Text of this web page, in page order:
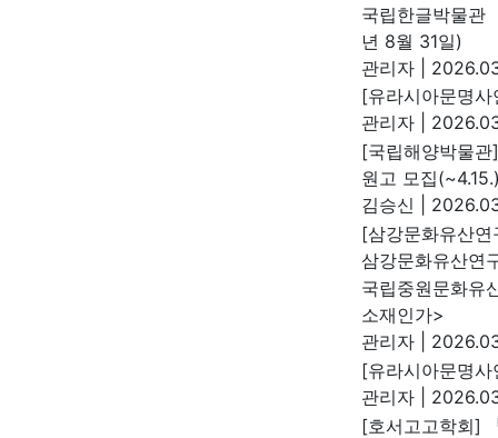
국립한글박물관
년 8월 31일)
관리자
[유라시아문명
관리자
[국립해양박물
원고 모집
김승신
[삼강문화유산
삼강문화유산연
국립중원문화유
소재인가>
관리자
[유라시아문명
관리자
[호서고고학회]